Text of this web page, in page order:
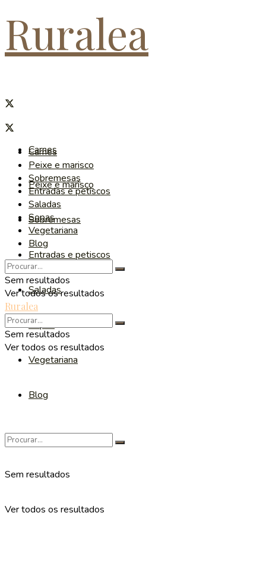
Ruralea
Carnes
Peixe e marisco
Sobremesas
Entradas e petiscos
Saladas
Sopas
Vegetariana
Blog
Sem resultados
Ver todos os resultados
Carnes
Peixe e marisco
Sobremesas
Entradas e petiscos
Saladas
Sopas
Vegetariana
Blog
Sem resultados
Ver todos os resultados
Ruralea
Sem resultados
Ver todos os resultados